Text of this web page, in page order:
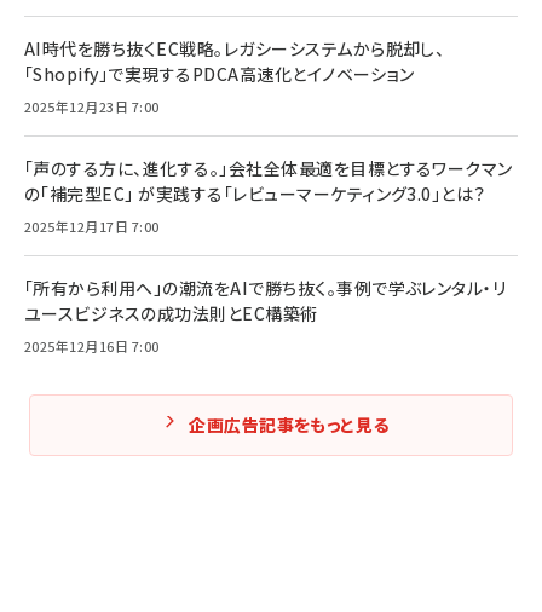
AI時代を勝ち抜くEC戦略。レガシーシステムから脱却し、
「Shopify」で実現するPDCA高速化とイノベーション
2025年12月23日 7:00
「声のする方に、進化する。」会社全体最適を目標とするワークマン
の「補完型EC」 が実践する「レビューマーケティング3.0」とは？
2025年12月17日 7:00
「所有から利用へ」の潮流をAIで勝ち抜く。事例で学ぶレンタル・リ
ユースビジネスの成功法則とEC構築術
2025年12月16日 7:00
企画広告記事をもっと見る